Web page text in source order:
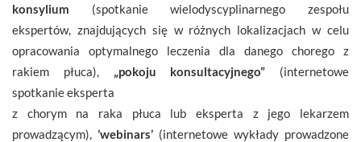
konsylium (spotkanie wielodyscyplinarnego zespołu
ekspertów, znajdujących się w różnych lokalizacjach w celu
opracowania optymalnego leczenia dla danego chorego z
rakiem płuca),
„pokoju konsultacyjnego” (internetowe
spotkanie eksperta
z chorym na raka płuca lub eksperta z jego lekarzem
prowadzącym), ’webinars’ (internetowe wykłady prowadzone